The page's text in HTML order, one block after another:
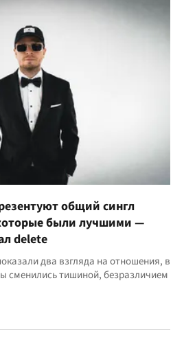
общий сингл
были лучшими —
delete
два взгляда на отношения, в
сменились тишиной, безразличием